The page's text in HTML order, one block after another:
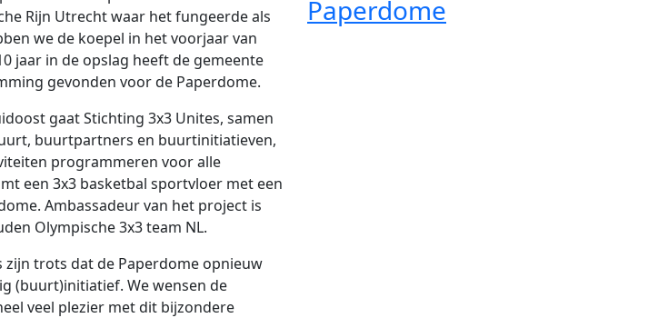
Rijn Utrecht waar het fungeerde als
we de koepel in het voorjaar van
jaar in de opslag heeft de gemeente
gevonden voor de Paperdome.
gaat Stichting 3x3 Unites, samen
buurtpartners en buurtinitiatieven,
programmeren voor alle
een 3x3 basketbal sportvloer met een
Ambassadeur van het project is
Olympische 3x3 team NL.
zijn trots dat de Paperdome opnieuw
(buurt)initiatief. We wensen de
veel plezier met dit bijzondere
Paperdome